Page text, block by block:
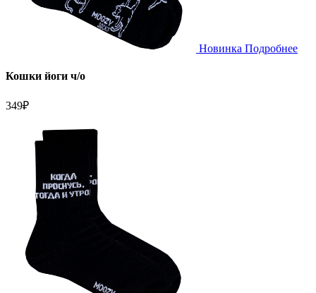
Новинка Подробнее
Кошки йоги ч/о
349₽